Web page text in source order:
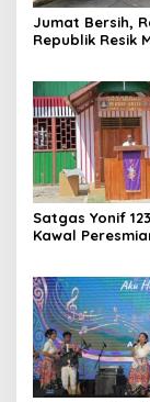
Jumat Bersih,
Republik Resik
Satgas Yonif
Kawal
Papua Selatan